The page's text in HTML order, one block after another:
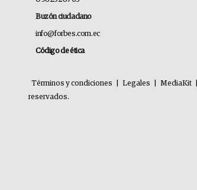
Buzón ciudadano
info@forbes.com.ec
Código de ética
Términos y condiciones Legales MediaKit
reservados.